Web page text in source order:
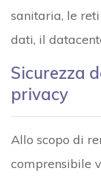
sanitaria, le
dati, il
Sicurezza
privacy
Allo scopo di
comprensibile